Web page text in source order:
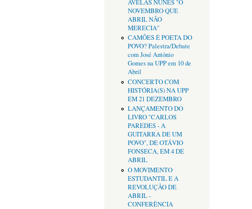
AVELÃS NUNES "O
NOVEMBRO QUE
ABRIL NÃO
MERECIA"
CAMÕES É POETA DO
POVO? Palestra/Debate
com José António
Gomes na UPP em 10 de
Abril
CONCERTO COM
HISTÓRIA(S) NA UPP
EM 21 DEZEMBRO
LANÇAMENTO DO
LIVRO "CARLOS
PAREDES - A
GUITARRA DE UM
POVO", DE OTÁVIO
FONSECA, EM 4 DE
ABRIL
O MOVIMENTO
ESTUDANTIL E A
REVOLUÇÃO DE
ABRIL -
CONFERÊNCIA